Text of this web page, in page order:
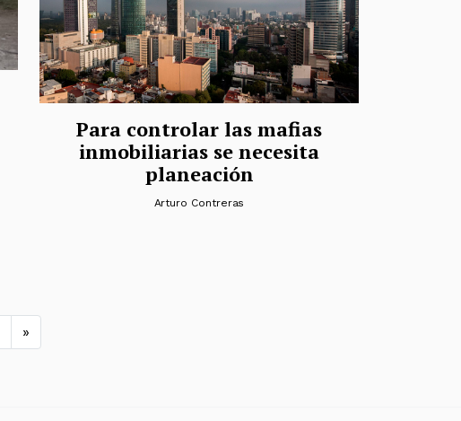
Para controlar las mafias
inmobiliarias se necesita
planeación
Arturo Contreras
»